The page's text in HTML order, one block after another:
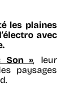
les plaines
avec
Son », leur
paysages